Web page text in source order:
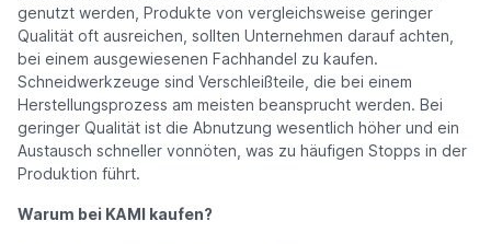
genutzt werden, Produkte von vergleichsweise geringer
Qualität oft ausreichen, sollten Unternehmen darauf achten,
bei einem ausgewiesenen Fachhandel zu kaufen.
Schneidwerkzeuge sind Verschleißteile, die bei einem
Herstellungsprozess am meisten beansprucht werden. Bei
geringer Qualität ist die Abnutzung wesentlich höher und ein
Austausch schneller vonnöten, was zu häufigen Stopps in der
Produktion führt.
Warum bei KAMI kaufen?